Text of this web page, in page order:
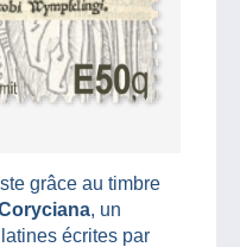
grâce au timbre
, un
écrites par